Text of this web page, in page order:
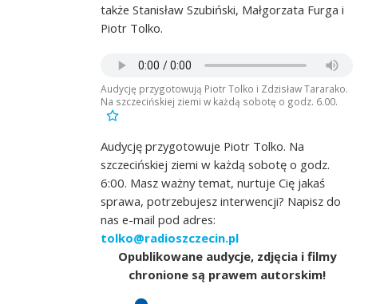
także Stanisław Szubiński, Małgorzata Furga i
Piotr Tolko.
Audycję przygotowują Piotr Tolko i Zdzisław Tararako.
Na szczecińskiej ziemi w każdą sobotę o godz. 6.00.
Audycję przygotowuje Piotr Tolko. Na
szczecińskiej ziemi w każdą sobotę o godz.
6:00. Masz ważny temat, nurtuje Cię jakaś
sprawa, potrzebujesz interwencji? Napisz do
nas e-mail pod adres:
tolko@radioszczecin.pl
Opublikowane audycje, zdjęcia i filmy
chronione są prawem autorskim!